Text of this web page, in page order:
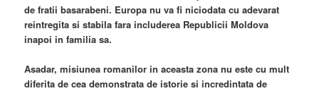
de fratii basarabeni. Europa nu va fi niciodata cu adevarat
reintregita si stabila fara includerea Republicii Moldova
inapoi in familia sa.
Asadar, misiunea romanilor in aceasta zona nu este cu mult
diferita de cea demonstrata de istorie si incredintata de